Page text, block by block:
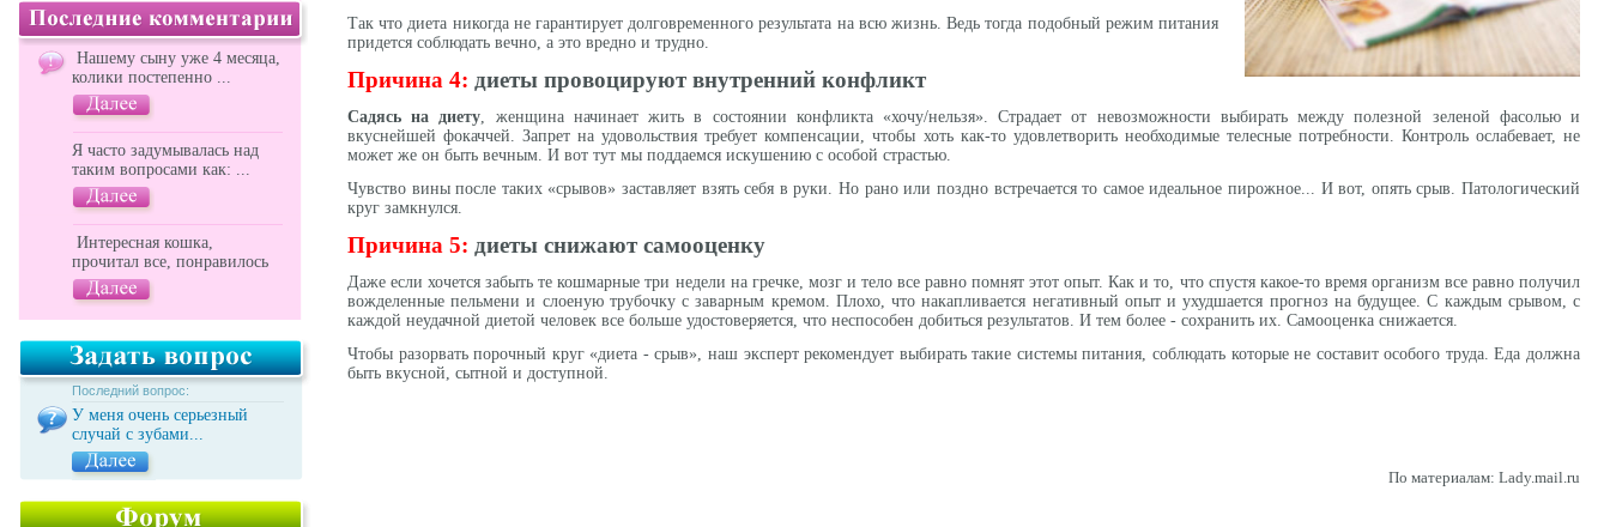
Нашему сыну уже 4 месяца,
колики постепенно ...
Я часто задумывалась над
таким вопросами как: ...
Интересная кошка,
прочитал все, понравилось
Последний вопрос:
У меня очень серьезный
случай с зубами...
Так что диета никогда не гарантирует долговременного результата на всю жизнь. Ведь тогда подобный режим питания
придется соблюдать вечно, а это вредно и трудно.
Причина 4: диеты провоцируют внутренний конфликт
Садясь на диету, женщина начинает жить в состоянии конфликта «хочу/нельзя». Страдает от невозможности выбирать между полезной зеленой фасолью и
вкуснейшей фокаччей. Запрет на удовольствия требует компенсации, чтобы хоть как-то удовлетворить необходимые телесные потребности. Контроль ослабевает, не
может же он быть вечным. И вот тут мы поддаемся искушению с особой страстью.
Чувство вины после таких «срывов» заставляет взять себя в руки. Но рано или поздно встречается то самое идеальное пирожное... И вот, опять срыв. Патологический
круг замкнулся.
Причина 5: диеты снижают самооценку
Даже если хочется забыть те кошмарные три недели на гречке, мозг и тело все равно помнят этот опыт. Как и то, что спустя какое-то время организм все равно получил
вожделенные пельмени и слоеную трубочку с заварным кремом. Плохо, что накапливается негативный опыт и ухудшается прогноз на будущее. С каждым срывом, с
каждой неудачной диетой человек все больше удостоверяется, что неспособен добиться результатов. И тем более - сохранить их. Самооценка снижается.
Чтобы разорвать порочный круг «диета - срыв», наш эксперт рекомендует выбирать такие системы питания, соблюдать которые не составит особого труда. Еда должна
быть вкусной, сытной и доступной.
По материалам: Lady.mail.ru